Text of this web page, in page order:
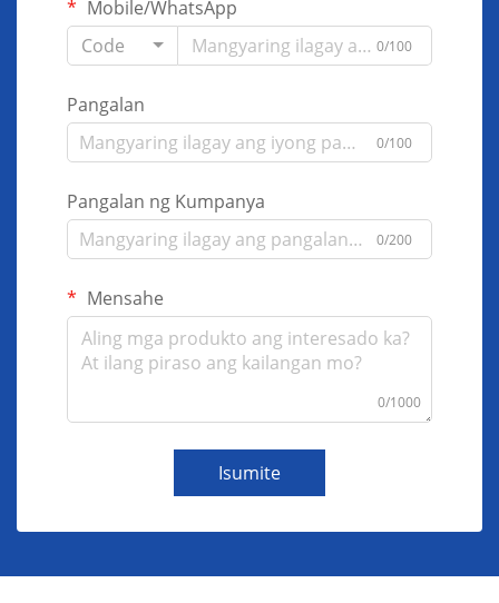
Mobile/WhatsApp
Code
0/100
Pangalan
0/100
Pangalan ng Kumpanya
0/200
Mensahe
0/1000
Isumite